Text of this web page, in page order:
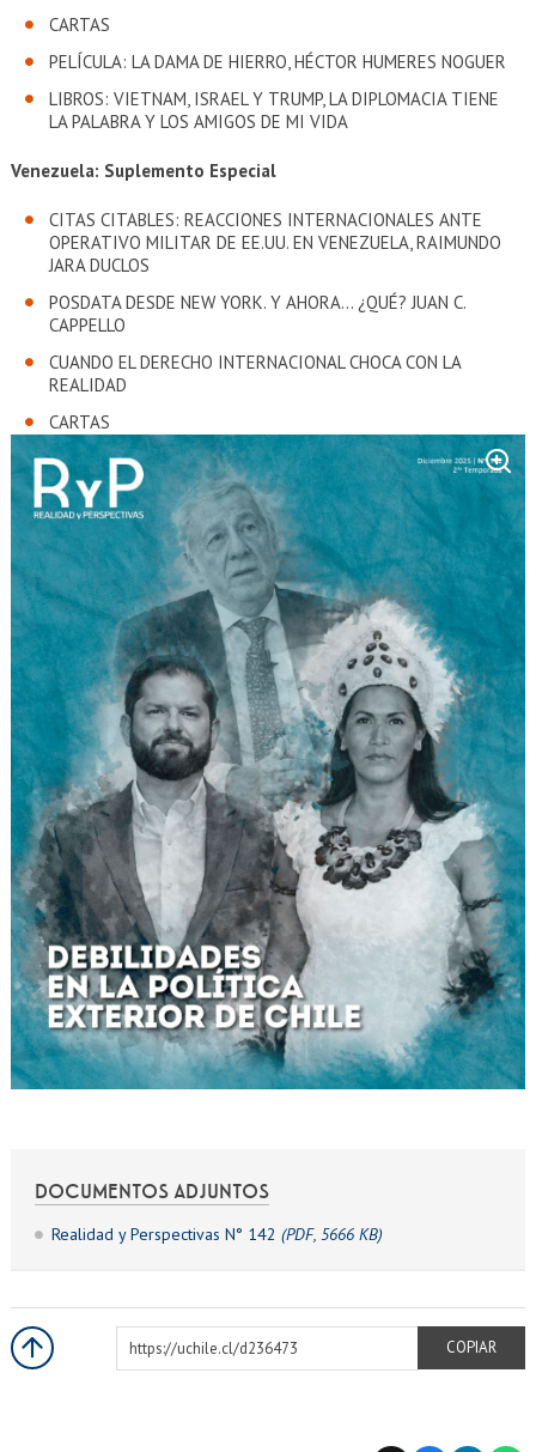
DOCUMENTOS ADJUNTOS
Realidad y Perspectivas N° 142 (PDF, 5666 KB)
CARTAS
PELÍCULA: LA DAMA DE HIERRO, HÉCTOR HUMERES NOGUER
LIBROS: VIETNAM, ISRAEL Y TRUMP, LA DIPLOMACIA TIENE
LA PALABRA Y LOS AMIGOS DE MI VIDA
Venezuela: Suplemento Especial
CITAS CITABLES: REACCIONES INTERNACIONALES ANTE
OPERATIVO MILITAR DE EE.UU. EN VENEZUELA, RAIMUNDO
JARA DUCLOS
POSDATA DESDE NEW YORK. Y AHORA… ¿QUÉ? JUAN C.
CAPPELLO
CUANDO EL DERECHO INTERNACIONAL CHOCA CON LA
REALIDAD
CARTAS
https://uchile.cl/d236473
COPIAR